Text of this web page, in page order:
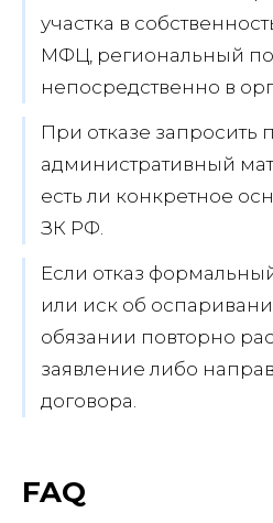
участка в
МФЦ, региональный
непосредственно в
При отказе запросить
административный
есть ли конкретное
ЗК РФ.
Если отказ
или иск об
обязании повторно
заявление либо
договора.
FAQ